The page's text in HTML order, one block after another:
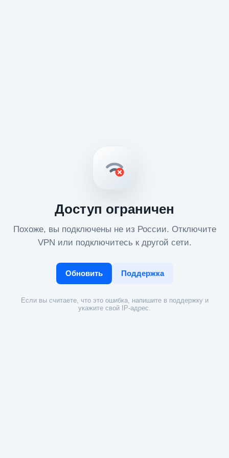
Доступ ограничен
Похоже, вы подключены не из России. Отключите
VPN или подключитесь к другой сети.
Обновить Поддержка
Если вы считаете, что это ошибка, напишите в поддержку и
укажите свой IP-адрес.